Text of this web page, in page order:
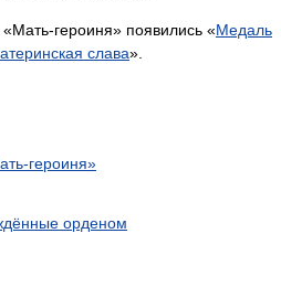
героиня» появились «Медаль
слава».
героиня»
орденом